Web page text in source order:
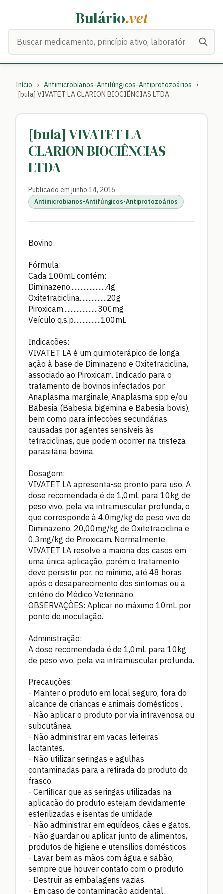
Bulário.vet
Início › Antimicrobianos-Antifúngicos-Antiprotozoários
›
[bula] VIVATET LA CLARION BIOCIÊNCIAS LTDA
[bula] VIVATET LA
CLARION BIOCIÊNCIAS
LTDA
Publicado em junho 14, 2016
Antimicrobianos-Antifúngicos-Antiprotozoários
Bovino
Fórmula:
Cada 100mL contém:
Diminazeno........................4g
Oxitetraciclina..................20g
Piroxicam.......................300mg
Veículo q.s.p..................100mL
Indicações:
VIVATET LA é um quimioterápico de longa
ação à base de Diminazeno e Oxitetraciclina,
associado ao Piroxicam. Indicado para o
tratamento de bovinos infectados por
Anaplasma marginale, Anaplasma spp e/ou
Babesia (Babesia bigemina e Babesia bovis),
bem como para infecções secundárias
causadas por agentes sensíveis às
tetraciclinas, que podem ocorrer na tristeza
parasitária bovina.
Dosagem:
VIVATET LA apresenta-se pronto para uso. A
dose recomendada é de 1,0mL para 10kg de
peso vivo, pela via intramuscular profunda, o
que corresponde à 4,0mg/kg de peso vivo de
Diminazeno, 20,00mg/kg de Oxitetraciclina e
0,3mg/kg de Piroxicam. Normalmente
VIVATET LA resolve a maioria dos casos em
uma única aplicação, porém o tratamento
deve persistir por, no mínimo, até 48 horas
após o desaparecimento dos sintomas ou a
critério do Médico Veterinário.
OBSERVAÇÕES: Aplicar no máximo 10mL por
ponto de inoculação.
Administração:
A dose recomendada é de 1,0mL para 10kg
de peso vivo, pela via intramuscular profunda.
Precauções:
- Manter o produto em local seguro, fora do
alcance de crianças e animais domésticos .
- Não aplicar o produto por via intravenosa ou
subcutânea.
- Não administrar em vacas leiteiras
lactantes.
- Não utilizar seringas e agulhas
contaminadas para a retirada do produto do
frasco.
- Certificar que as seringas utilizadas na
aplicação do produto estejam devidamente
esterilizadas e isentas de umidade.
- Não administrar em eqüídeos, cães e gatos.
- Não guardar ou aplicar junto de alimentos,
produtos de higiene e utensílios domésticos.
- Lavar bem as mãos com água e sabão,
sempre que houver contato com o produto.
- Destruir as embalagens vazias.
- Em caso de contaminação acidental